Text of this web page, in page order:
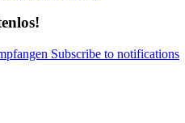
Subscribe to notifications